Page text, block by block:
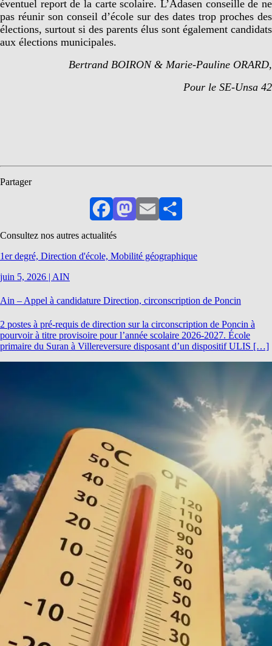
éventuel report de la carte scolaire. L’Adasen conseille de ne
pas réunir son conseil d’école sur des dates trop proches des
élections, surtout si des parents élus sont également candidats
aux élections municipales.
Bertrand BOIRON & Marie-Pauline ORARD,
Pour le SE-Unsa 42
Partager
FacebookMastodon
EmailPartager
Consultez nos autres actualités
1er degré, Direction d'école, Mobilité géographique
juin 5, 2026 | AIN
Ain – Appel à candidature Direction, circonscription de Poncin
2 postes à pré-requis de direction sur la circonscription de Poncin à
pourvoir à titre provisoire pour l’année scolaire 2026-2027. École
primaire du Suran à Villereversure disposant d’un dispositif ULIS […]